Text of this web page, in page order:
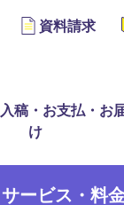
資料請求
入稿・お支払・お
け
サービス・料